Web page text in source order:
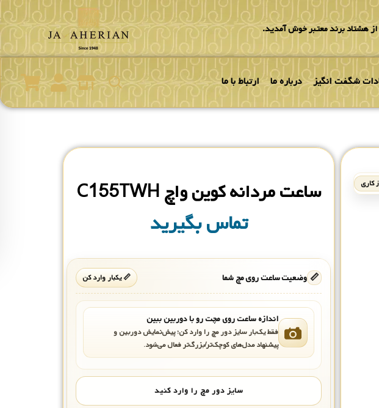
هشتاد برند معتبر خوش آمدید.
شگفت انگیز درباره ما ارتباط با ما
ساعت مردانه کوین واچ C155TWH
تماس بگیرید
📏 وضعیت ساعت روی مچ شما 📏 یکبار وارد کن
اندازه ساعت روی مچت رو با دوربین ببین
فقط یک‌بار سایز دور مچ را وارد کن؛ پیش‌نمایش دوربین و
پیشنهاد مدل‌های کوچک‌تر/بزرگ‌تر فعال می‌شود.
سایز دور مچ را وارد کنید